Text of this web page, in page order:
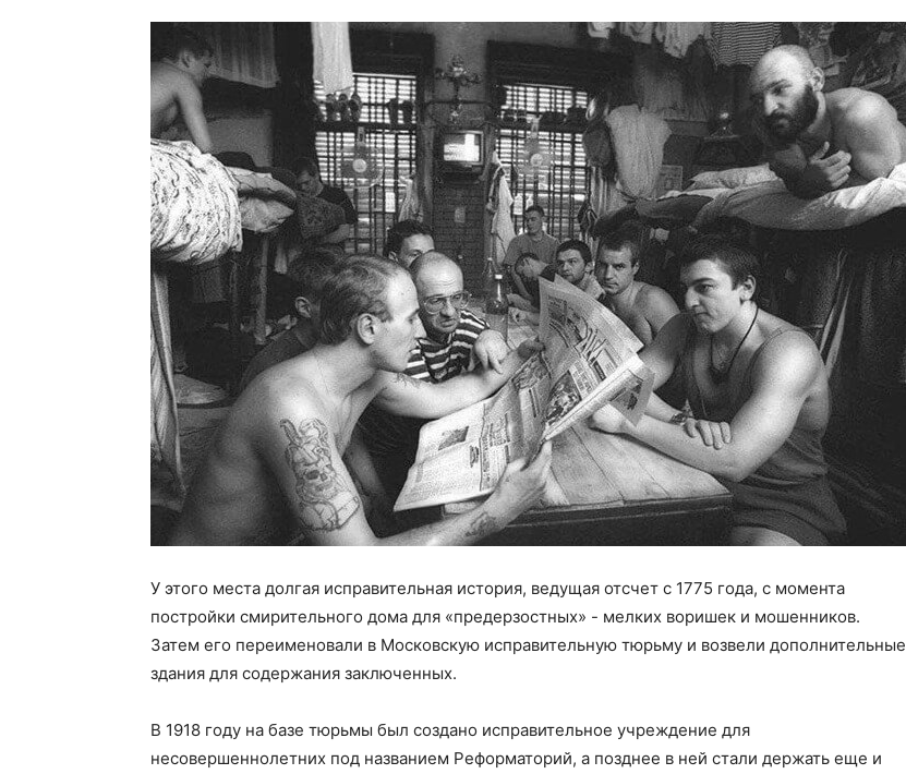
У этого места долгая исправительная история, ведущая отсчет с 1775 года, с момента
постройки смирительного дома для «предерзостных» - мелких воришек и мошенников.
Затем его переименовали в Московскую исправительную тюрьму и возвели дополнительные
здания для содержания заключенных.
В 1918 году на базе тюрьмы был создано исправительное учреждение для
несовершеннолетних под названием Реформаторий, а позднее в ней стали держать еще и